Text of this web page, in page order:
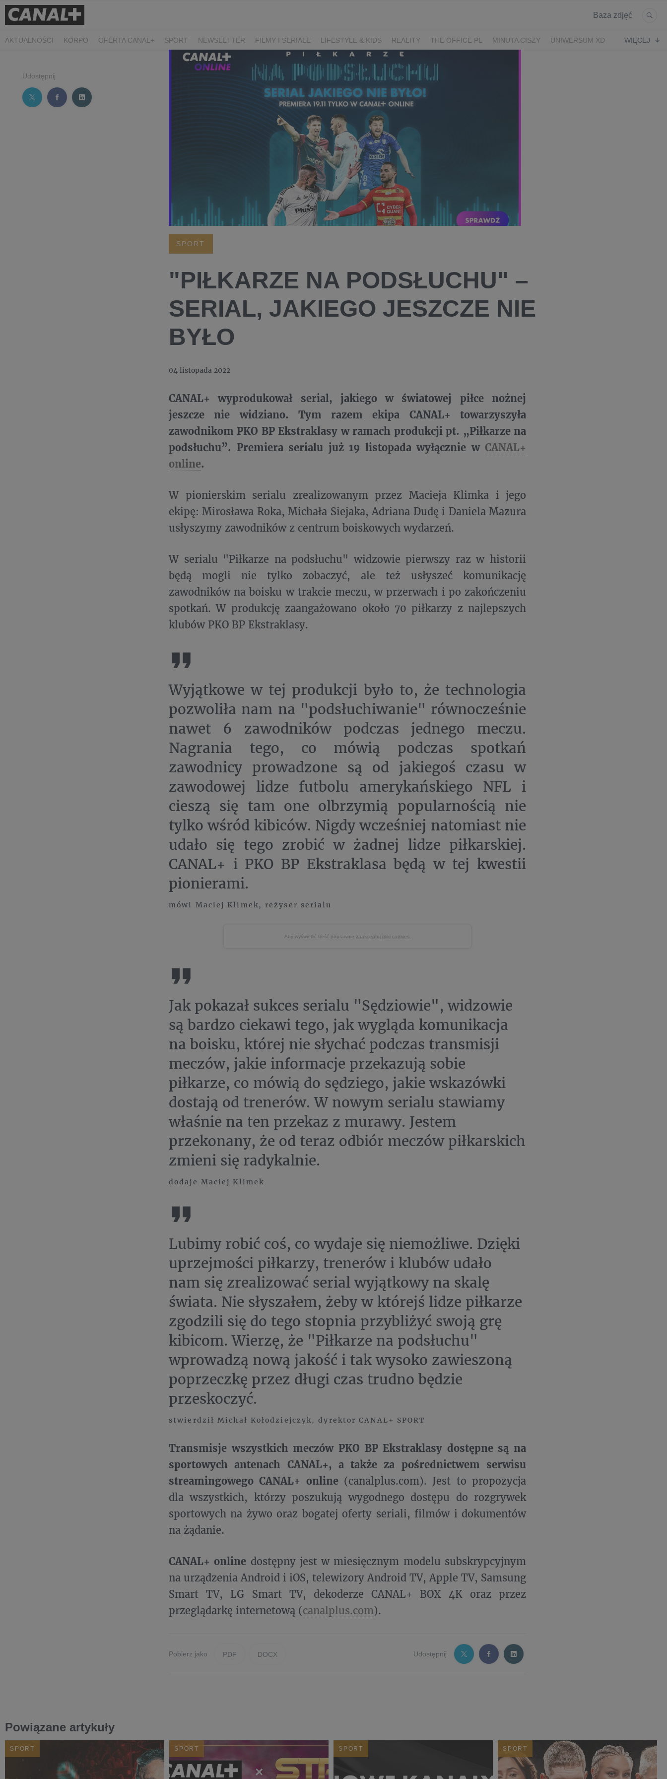
Baza zdjęć
AKTUALNOŚCI KORPO OFERTA CANAL+ SPORT NEWSLETTER FILMY I SERIALE LIFESTYLE & KIDS REALITY THE OFFICE PL MINUTA CISZY
UNIWERSUM XD
ALGORYTM MIŁOŚCI BELFER SORTOWNIA KLANGOR
PLANETA SINGLI. OSIEM HISTORII
DOKUMENT LIFESTYLE
WIĘCEJ
Udostępnij
SPORT
"PIŁKARZE NA PODSŁUCHU" –
SERIAL, JAKIEGO JESZCZE NIE
BYŁO
04 listopada 2022
CANAL+ wyprodukował serial, jakiego w światowej piłce nożnej
jeszcze nie widziano. Tym razem ekipa CANAL+ towarzyszyła
zawodnikom PKO BP Ekstraklasy w ramach produkcji pt. „Piłkarze na
podsłuchu”. Premiera serialu już 19 listopada wyłącznie w CANAL+
online.
W pionierskim serialu zrealizowanym przez Macieja Klimka i jego
ekipę: Mirosława Roka, Michała Siejaka, Adriana Dudę i Daniela Mazura
usłyszymy zawodników z centrum boiskowych wydarzeń.
W serialu "Piłkarze na podsłuchu" widzowie pierwszy raz w historii
będą mogli nie tylko zobaczyć, ale też usłyszeć komunikację
zawodników na boisku w trakcie meczu, w przerwach i po zakończeniu
spotkań. W produkcję zaangażowano około 70 piłkarzy z najlepszych
klubów PKO BP Ekstraklasy.
Wyjątkowe w tej produkcji było to, że technologia
pozwoliła nam na "podsłuchiwanie" równocześnie
nawet 6 zawodników podczas jednego meczu.
Nagrania tego, co mówią podczas spotkań
zawodnicy prowadzone są od jakiegoś czasu w
zawodowej lidze futbolu amerykańskiego NFL i
cieszą się tam one olbrzymią popularnością nie
tylko wśród kibiców. Nigdy wcześniej natomiast nie
udało się tego zrobić w żadnej lidze piłkarskiej.
CANAL+ i PKO BP Ekstraklasa będą w tej kwestii
pionierami.
mówi Maciej Klimek, reżyser serialu
Aby wyświetlić treść poprawnie zaakceptuj pliki cookies.
Jak pokazał sukces serialu "Sędziowie", widzowie
są bardzo ciekawi tego, jak wygląda komunikacja
na boisku, której nie słychać podczas transmisji
meczów, jakie informacje przekazują sobie
piłkarze, co mówią do sędziego, jakie wskazówki
dostają od trenerów. W nowym serialu stawiamy
właśnie na ten przekaz z murawy. Jestem
przekonany, że od teraz odbiór meczów piłkarskich
zmieni się radykalnie.
dodaje Maciej Klimek
Lubimy robić coś, co wydaje się niemożliwe. Dzięki
uprzejmości piłkarzy, trenerów i klubów udało
nam się zrealizować serial wyjątkowy na skalę
świata. Nie słyszałem, żeby w którejś lidze piłkarze
zgodzili się do tego stopnia przybliżyć swoją grę
kibicom. Wierzę, że "Piłkarze na podsłuchu"
wprowadzą nową jakość i tak wysoko zawieszoną
poprzeczkę przez długi czas trudno będzie
przeskoczyć.
stwierdził Michał Kołodziejczyk, dyrektor CANAL+ SPORT
Transmisje wszystkich meczów PKO BP Ekstraklasy dostępne są na
sportowych antenach CANAL+, a także za pośrednictwem serwisu
streamingowego CANAL+ online(canalplus.com). Jest to propozycja
dla wszystkich, którzy poszukują wygodnego dostępu do rozgrywek
sportowych na żywo oraz bogatej oferty seriali, filmów i dokumentów
na żądanie.
CANAL+ online dostępny jest w miesięcznym modelu subskrypcyjnym
na urządzenia Android i iOS, telewizory Android TV, Apple TV, Samsung
Smart TV, LG Smart TV, dekoderze CANAL+ BOX 4K oraz przez
przeglądarkę internetową (canalplus.com).
Pobierz jako PDF DOCX Udostępnij
Powiązane artykuły
SPORT SPORT SPORT SPORT